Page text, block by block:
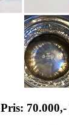
Pris: 70.000,-